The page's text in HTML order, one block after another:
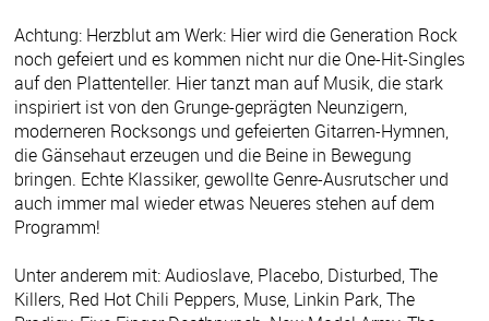
Achtung: Herzblut am Werk: Hier wird die Generation Rock
noch gefeiert und es kommen nicht nur die One-Hit-Singles
auf den Plattenteller. Hier tanzt man auf Musik, die stark
inspiriert ist von den Grunge-geprägten Neunzigern,
moderneren Rocksongs und gefeierten Gitarren-Hymnen,
die Gänsehaut erzeugen und die Beine in Bewegung
bringen. Echte Klassiker, gewollte Genre-Ausrutscher und
auch immer mal wieder etwas Neueres stehen auf dem
Programm!
Unter anderem mit: Audioslave, Placebo, Disturbed, The
Killers, Red Hot Chili Peppers, Muse, Linkin Park, The